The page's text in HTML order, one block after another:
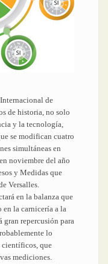
de
de historia, no solo
y la tecnología,
se modifican cuatro
simultáneas en
noviembre del año
y Medidas que
Versalles.
en la balanza que
en la carnicería a la
gran repercusión para
lo
científicos, que
mediciones.